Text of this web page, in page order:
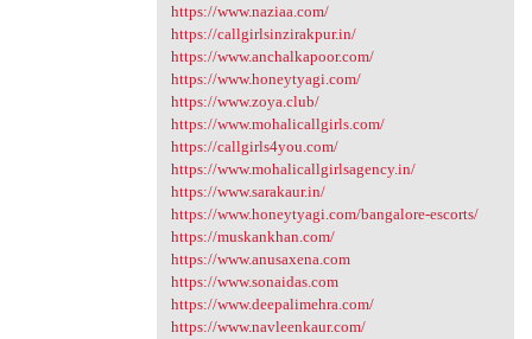
https://www.naziaa.com/
https://callgirlsinzirakpur.in/
https://www.anchalkapoor.com/
https://www.honeytyagi.com/
https://www.zoya.club/
https://www.mohalicallgirls.com/
https://callgirls4you.com/
https://www.mohalicallgirlsagency.in/
https://www.sarakaur.in/
https://www.honeytyagi.com/bangalore-escorts/
https://muskankhan.com/
https://www.anusaxena.com
https://www.sonaidas.com
https://www.deepalimehra.com/
https://www.navleenkaur.com/